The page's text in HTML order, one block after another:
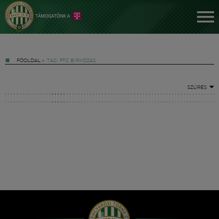
FŐOLDAL » TAG: FTC BIRKÓZÁS
SZŰRÉS
Hírek